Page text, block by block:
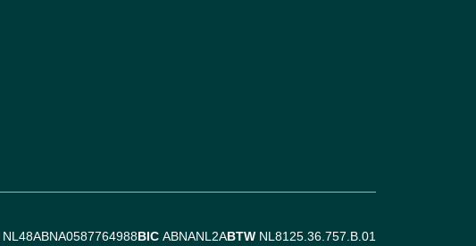
NL48ABNA0587764988BIC ABNANL2ABTW NL8125.36.757.B.01